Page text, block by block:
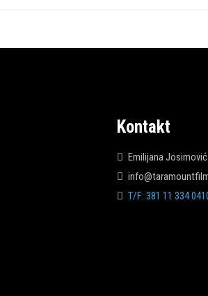
Kontakt
Emilijana
T/F: 381 11 334